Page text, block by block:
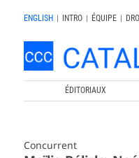
ENGLISH | INTRO | ÉQUIPE |
ÉDITORIAUX
Concurrent